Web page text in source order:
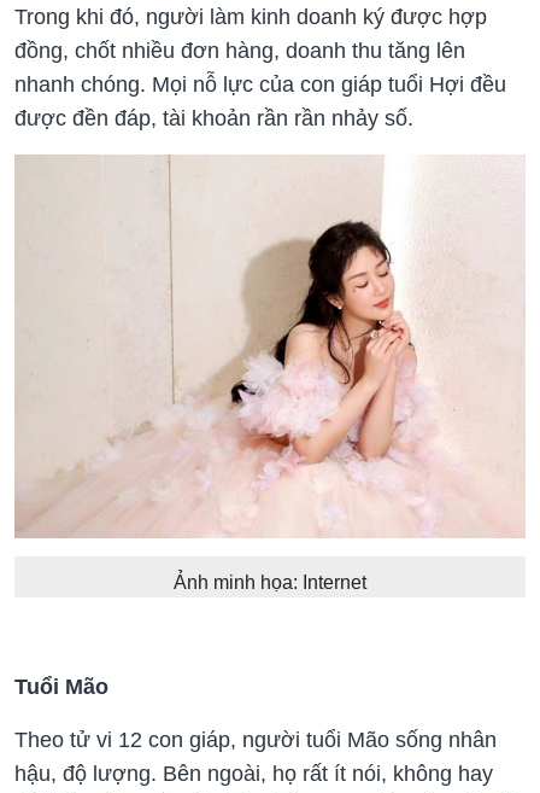
Trong khi đó, người làm kinh doanh ký được hợp
đồng, chốt nhiều đơn hàng, doanh thu tăng lên
nhanh chóng. Mọi nỗ lực của con giáp tuổi Hợi đều
được đền đáp, tài khoản rần rần nhảy số.
Ảnh minh họa: Internet
Tuổi Mão
Theo tử vi 12 con giáp, người tuổi Mão sống nhân
hậu, độ lượng. Bên ngoài, họ rất ít nói, không hay